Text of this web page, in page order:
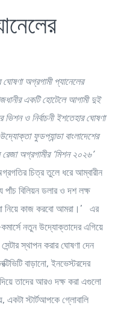
অগ্রগামী প্যানেলের
একটি হোটেলে আগামী দুই
ও নির্বাচনী ইশতেহার ঘোষণা
ফুডপ্যান্ডা বাংলাদেশের
অগ্রগামীর ‘মিশন ২০২৬’
চিত্র তুলে ধরে আম্বারীন
পাঁচ বিলিয়ন ডলার ও দশ লক্ষ
নিয়ে কাজ করবো আমরা।’
এর
নতুন উদ্যোক্তাদের এগিয়ে
স্থাপন করার ঘোষণা দেন
বাড়ানো, ইনভেস্টরদের
দিয়ে তাদের আরও দক্ষ করা এগুলো
স্টার্টআপকে গ্লোবালি